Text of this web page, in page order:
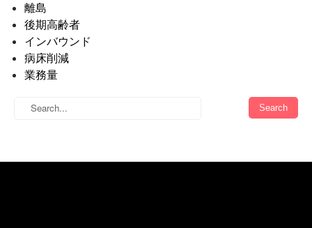
離島
後期高齢者
インバウンド
病床削減
業務量